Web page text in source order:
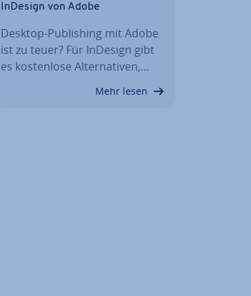
InDesign von Adobe
Desktop-Pu­bli­shing mit Adobe
ist zu teuer? Für InDesign gibt
es kos­ten­lo­se Al­ter­na­ti­ven,…
Mehr lesen